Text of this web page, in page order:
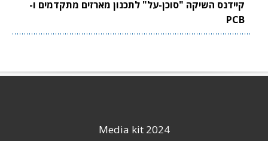
קיידנס השיקה "סוכן-על" לתכנון מארזים מתקדמים ו-
PCB
Media kit 2024